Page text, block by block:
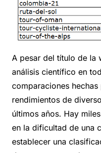
A pesar del título de la
análisis científico en
comparaciones
rendimientos de
últimos años. Hay
en la dificultad de una
establecer una